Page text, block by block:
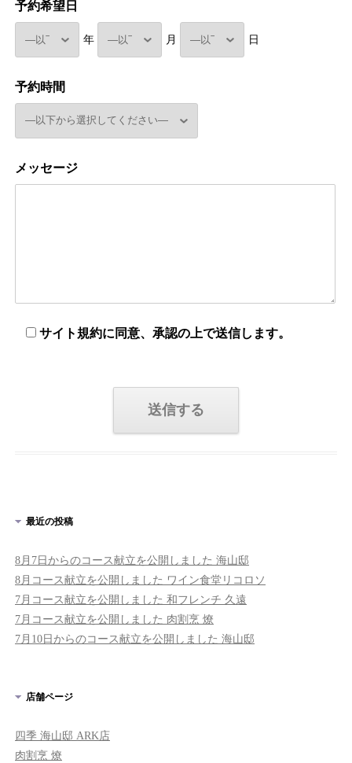
予約希望日
年 月 日
予約時間
メッセージ
サイト規約に同意、承認の上で送信します。
最近の投稿
8月7日からのコース献立を公開しました 海山邸
8月コース献立を公開しました ワイン食堂リコロソ
7月コース献立を公開しました 和フレンチ 久遠
7月コース献立を公開しました 肉割烹 燎
7月10日からのコース献立を公開しました 海山邸
店舗ページ
四季 海山邸 ARK店
肉割烹 燎